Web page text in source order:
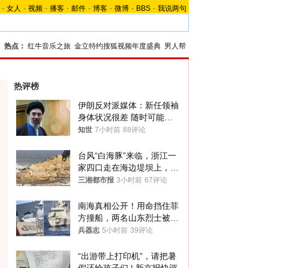
- 女人 - 视频 - 播客 - 邮件 - 博客 - 微博 - BBS - 我说两句
热点： 红牛音乐之旅 金立特约搜狐视频年度盛典 男人帮
热评榜
伊朗反对派媒体：新任领袖
身体状况很差 随时可能离
世
知世 7小时前 88评论
台风“白海豚”来临，浙江一
家四口走在海边堤坝上，其
中9岁男孩被巨浪卷入海
三湘都市报 3小时前 67评论
南海真相公开！用命挡住菲
方撞船，两名山东烈士被授
武警最高荣誉
兵器志 5小时前 39评论
“出游带上打印机”，请把暑